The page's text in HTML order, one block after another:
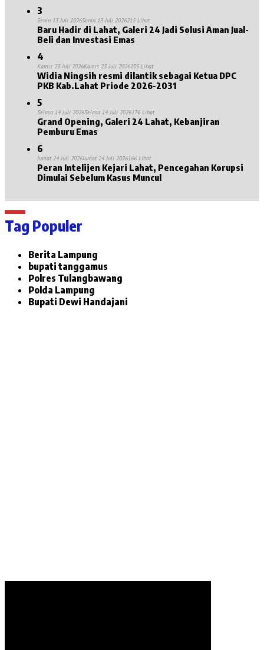
3
Senin 13 Juli 2026Senin 13 Juli 2026215 Lihat
Baru Hadir di Lahat, Galeri 24 Jadi Solusi Aman Jual-
Beli dan Investasi Emas
4
Kamis 23 Juli 2026Kamis 23 Juli 2026205 Lihat
Widia Ningsih resmi dilantik sebagai Ketua DPC
PKB Kab.Lahat Priode 2026-2031
5
Selasa 14 Juli 2026Selasa 14 Juli 2026176 Lihat
Grand Opening, Galeri 24 Lahat, Kebanjiran
Pemburu Emas
6
Jumat 24 Juli 2026Jumat 24 Juli 2026166 Lihat
Peran Intelijen Kejari Lahat, Pencegahan Korupsi
Dimulai Sebelum Kasus Muncul
Tag Populer
Berita Lampung
bupati tanggamus
Polres Tulangbawang
Polda Lampung
Bupati Dewi Handajani